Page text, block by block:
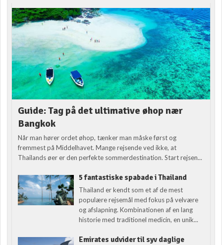
Guide: Tag på det ultimative øhop nær
Bangkok
Når man hører ordet øhop, tænker man måske først og
fremmest på Middelhavet. Mange rejsende ved ikke, at
Thailands øer er den perfekte sommerdestination. Start rejsen...
5 fantastiske spabade i Thailand
Thailand er kendt som et af de mest
populære rejsemål med fokus på velvære
og afslapning. Kombinationen af en lang
historie med traditionel medicin, en unik...
Emirates udvider til syv daglige